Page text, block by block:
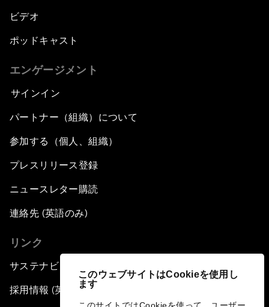
このウェブサイトはCookieを使用し
ます
ビデオ
ポッドキャスト
エンゲージメント
サインイン
パートナー（組織）について
参加する（個人、組織）
プレスリリース登録
ニュースレター購読
連絡先 (英語のみ)
リンク
サステナビリティへの取り組み
採用情報 (英語のみ)